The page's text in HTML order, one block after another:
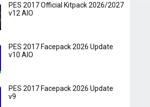
PES 2017 Official Kitpack 2026/2027
v12 AIO
PES 2017 Facepack 2026 Update
v10 AIO
PES 2017 Facepack 2026 Update
v9